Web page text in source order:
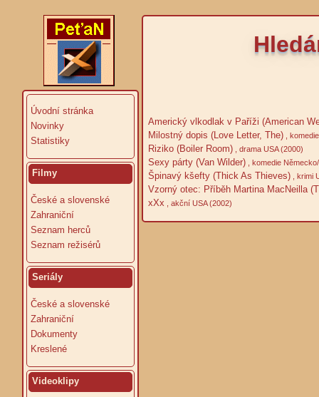
Úvodní stránka
Novinky
Statistiky
Filmy
České a slovenské
Zahraniční
Seznam herců
Seznam režisérů
Seriály
České a slovenské
Zahraniční
Dokumenty
Kreslené
Videoklipy
Americký vlkodlak v Paříži (American
Milostný dopis (Love Letter, The) ,
Riziko (Boiler Room) , drama USA (2000)
Sexy párty (Van Wilder) , komedie
Špinavý kšefty (Thick As Thieves) , krimi
Vzorný otec: Příběh Martina MacNeilla
xXx , akční USA (2002)